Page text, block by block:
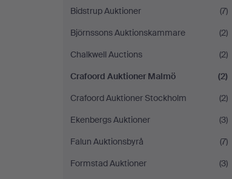
Bidstrup Auktioner
(7)
Björnssons Auktionskammare
(2)
Chalkwell Auctions
(2)
Crafoord Auktioner Malmö
(2)
Crafoord Auktioner Stockholm
(2)
Ekenbergs Auktioner
(3)
Falun Auktionsbyrå
(7)
Formstad Auktioner
(3)